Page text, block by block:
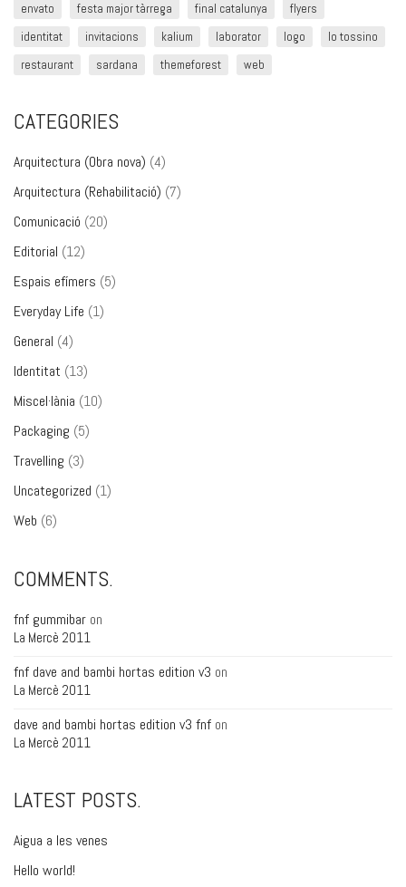
envato
festa major tàrrega final catalunya
flyers
identitat
invitacions kalium laborator logo
lo tossino
restaurant
sardana themeforest web
CATEGORIES
Arquitectura (Obra nova) (4)
Arquitectura (Rehabilitació) (7)
Comunicació (20)
Editorial (12)
Espais efímers (5)
Everyday Life (1)
General (4)
Identitat (13)
Miscel·lània (10)
Packaging (5)
Travelling (3)
Uncategorized (1)
Web (6)
COMMENTS.
fnf gummibar on
La Mercè 2011
fnf dave and bambi hortas edition v3 on
La Mercè 2011
dave and bambi hortas edition v3 fnf on
La Mercè 2011
LATEST POSTS.
Aigua a les venes
Hello world!